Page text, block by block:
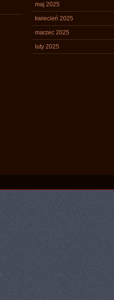
maj 2025
kwiecień 2025
marzec 2025
luty 2025